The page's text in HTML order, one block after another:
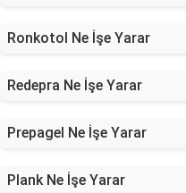
Ronkotol Ne İşe Yarar
Redepra Ne İşe Yarar
Prepagel Ne İşe Yarar
Plank Ne İşe Yarar